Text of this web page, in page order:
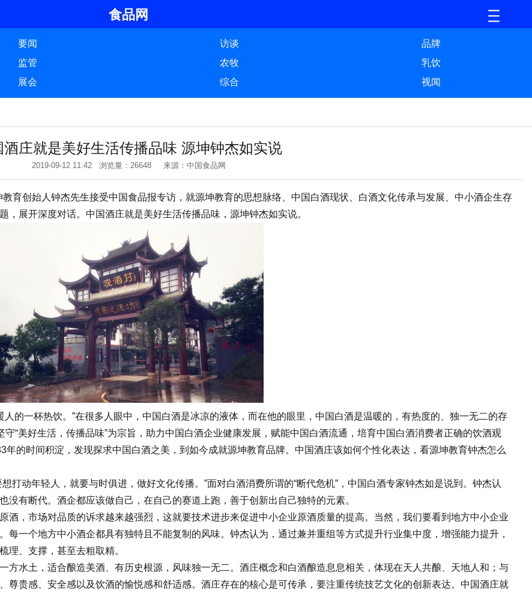
食品网
要闻 访谈
品牌
监管 农牧
乳饮
展会 综合 视闻
酒庄就是美好生活传播品味 源坤钟杰如实说
2019-09-12 11:42 浏览量：26648 来源：中国食品网
育创始人钟杰先生接受中国食品报专访，就源坤教育的思想脉络、中国白酒现状、白酒文化传承与发展、中小酒企生存
展开深度对话。中国酒庄就是美好生活传播品味，源坤钟杰如实说。
一杯热饮。”在很多人眼中，中国白酒是冰凉的液体，而在他的眼里，中国白酒是温暖的，有热度的、独一无二的存
“美好生活，传播品味”为宗旨，助力中国白酒企业健康发展，赋能中国白酒流通，培育中国白酒消费者正确的饮酒观
年的时间积淀，发现探求中国白酒之美，到如今成就源坤教育品牌。中国酒庄该如何个性化表达，看源坤教育钟杰怎么
动年轻人，就要与时俱进，做好文化传播。”面对白酒消费所谓的“断代危机”，中国白酒专家钟杰如是说到。钟杰认
有断代。酒企都应该做自己，在自己的赛道上跑，善于创新出自己独特的元素。
，市场对品质的诉求越来越强烈，这就要技术进步来促进中小企业原酒质量的提高。当然，我们要看到地方中小企业
一个地方中小酒企都具有独特且不能复制的风味。钟杰认为，通过兼并重组等方式提升行业集中度，增强能力提升，
理、支撑，甚至去粗取精。
水土，适合酿造美酒、有历史根源，风味独一无二。酒庄概念和白酒酿造息息相关，体现在天人共酿、天地人和；与
尊贵感、安全感以及饮酒的愉悦感和舒适感。酒庄存在的核心是可传承，要注重传统技艺文化的创新表达。中国酒庄就